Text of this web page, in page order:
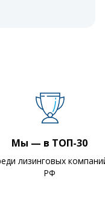
Мы — в ТОП-30
лизинговых
РФ